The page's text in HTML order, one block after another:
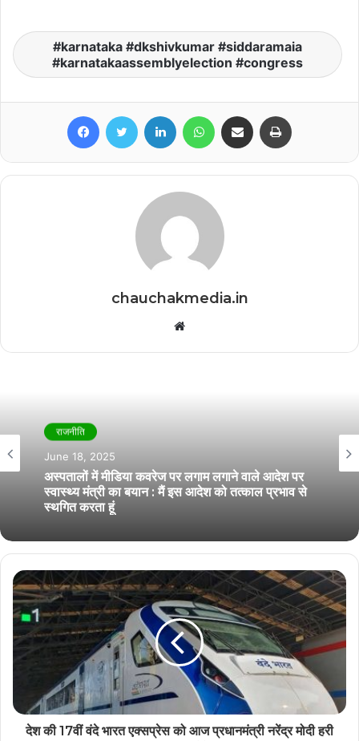
karnataka #dkshivkumar #siddaramaia
#karnatakaassemblyelection #congress
FacebookTwitter LinkedIn WhatsAppShare via Email
chauchakmedia.in
Website
राजनीति
June 18, 2025
अस्पतालों में मीडिया कवरेज पर लगाम लगाने वाले आदेश पर
स्वास्थ्य मंत्री का बयान : मैं इस आदेश को तत्काल प्रभाव से
स्थगित करता हूं
देश की 17वीं वंदे भारत एक्सप्रेस को आज प्रधानमंत्री नरेंद्र मोदी हरी